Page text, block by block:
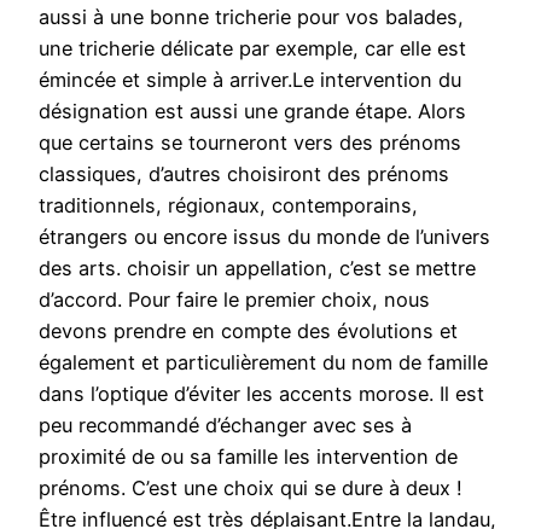
aussi à une bonne tricherie pour vos balades,
une tricherie délicate par exemple, car elle est
émincée et simple à arriver.Le intervention du
désignation est aussi une grande étape. Alors
que certains se tourneront vers des prénoms
classiques, d’autres choisiront des prénoms
traditionnels, régionaux, contemporains,
étrangers ou encore issus du monde de l’univers
des arts. choisir un appellation, c’est se mettre
d’accord. Pour faire le premier choix, nous
devons prendre en compte des évolutions et
également et particulièrement du nom de famille
dans l’optique d’éviter les accents morose. Il est
peu recommandé d’échanger avec ses à
proximité de ou sa famille les intervention de
prénoms. C’est une choix qui se dure à deux !
Être influencé est très déplaisant.Entre la landau,